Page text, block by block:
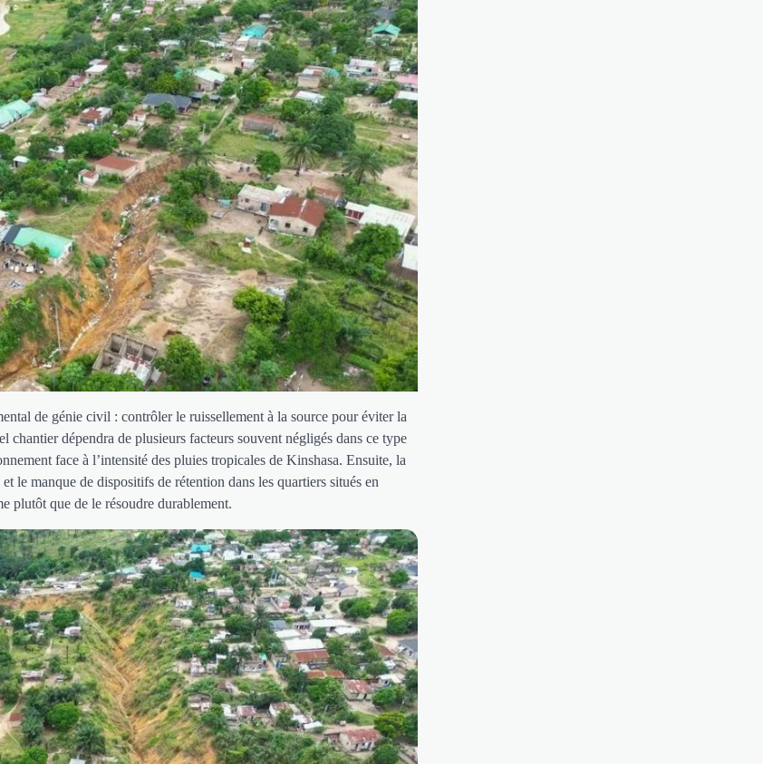
de génie civil : contrôler le ruissellement à la source pour éviter la
dépendra de plusieurs facteurs souvent négligés dans ce type
face à l’intensité des pluies tropicales de Kinshasa. Ensuite, la
le manque de dispositifs de rétention dans les quartiers situés en
plutôt que de le résoudre durablement.